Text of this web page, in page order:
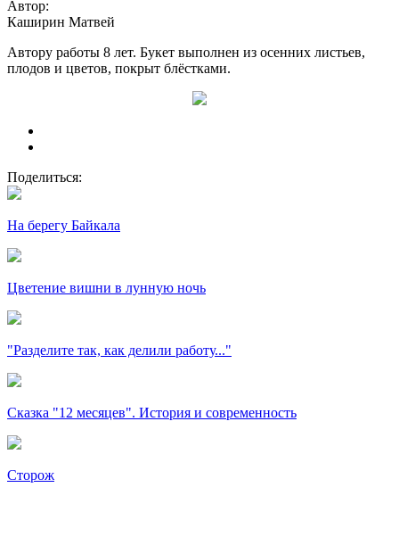
Автор:
Каширин Матвей
Автору работы 8 лет. Букет выполнен из осенних листьев,
плодов и цветов, покрыт блёстками.
Поделиться:
На берегу Байкала
Цветение вишни в лунную ночь
"Разделите так, как делили работу..."
Сказка "12 месяцев". История и современность
Сторож